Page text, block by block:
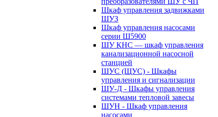
Шкаф управления задвижками
ШУЗ
Шкаф управления насосами
серии Ш5900
ШУ КНС — шкаф управления
канализационной насосной
станцией
ШУС (ЩУС) - Шкафы
управления и сигнализации
ШУ-Д - Шкафы управления
системами тепловой завесы
ШУН - Шкаф управления
насосами